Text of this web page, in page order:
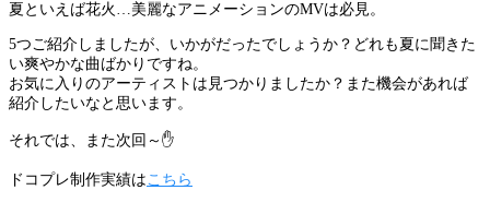
夏といえば花火…美麗なアニメーションのMVは必見。
5つご紹介しましたが、いかがだったでしょうか？どれも夏に聞きた
い爽やかな曲ばかりですね。
お気に入りのアーティストは見つかりましたか？また機会があれば
紹介したいなと思います。
それでは、また次回～✋
ドコプレ制作実績はこちら